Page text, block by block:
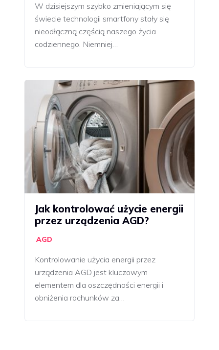
W dzisiejszym szybko zmieniającym się
świecie technologii smartfony stały się
nieodłączną częścią naszego życia
codziennego. Niemniej…
Jak kontrolować użycie energii
przez urządzenia AGD?
AGD
Kontrolowanie użycia energii przez
urządzenia AGD jest kluczowym
elementem dla oszczędności energii i
obniżenia rachunków za…